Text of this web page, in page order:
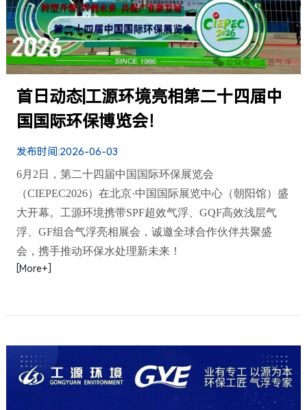
首日动态|工源环境亮相第二十四届中
国国际环保博览会！
发布时间:2026-06-03
6月2日，第二十四届中国国际环保展览会
（CIEPEC2026）在北京·中国国际展览中心（朝阳馆）盛
大开幕。工源环境携带SPF超效气浮、GQF高效浅层气
浮、GF组合气浮亮相展会，诚邀全球合作伙伴共聚盛
会，携手推动环保水处理新未来！
[More+]